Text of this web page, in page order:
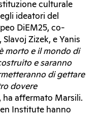
culturale
ideatori del
DiEM25, co-
Zizek, e Yanis
morto e il mondo di
e saranno
di gettare
dovere
ha affermato Marsili.
Institute hanno